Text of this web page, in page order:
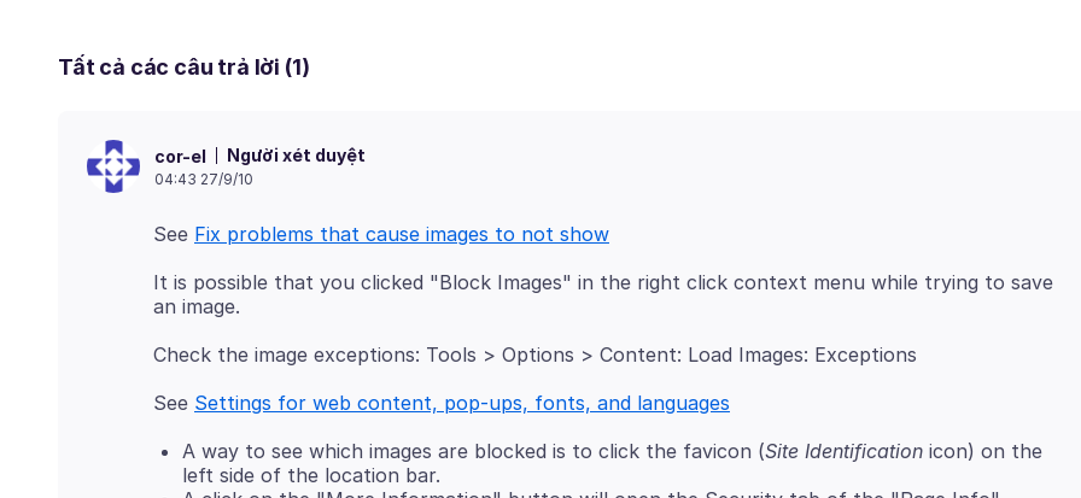
Tất cả các câu trả lời (1)
cor-el Người xét duyệt
04:43 27/9/10
See Fix problems that cause images to not show
It is possible that you clicked "Block Images" in the right click context menu while trying to save
Check the image exceptions: Tools > Options > Content: Load Images: Exceptions
See Settings for web content, pop-ups, fonts, and languages
A way to see which images are blocked is to click the favicon (Site Identification icon) on the
left side of the location bar.